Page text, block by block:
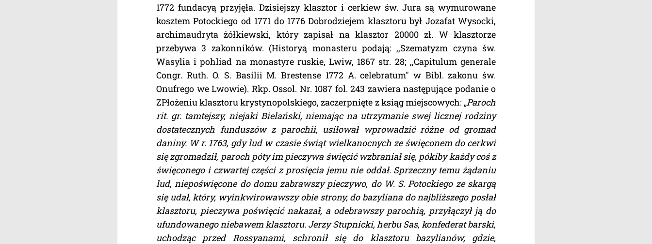
1772 fundacyą przyjęła. Dzisiejszy klasztor i cerkiew św. Jura są wymurowane
kosztem Potockiego od 1771 do 1776 Dobrodziejem klasztoru był Jozafat Wysocki,
archimaudryta żółkiewski, który zapisał na klasztor 20000 zł. W klasztorze
przebywa 3 zakonników. (Historyą monasteru podają: ,,Szematyzm czyna św.
Wasylia i pohliad na monastyre ruskie, Lwiw, 1867 str. 28; ,,Capitulum generale
Congr. Ruth. O. S. Basilii M. Brestense 1772 A. celebratum" w Bibl. zakonu św.
Onufrego we Lwowie). Rkp. Ossol. Nr. 1087 fol. 243 zawiera następujące podanie o
ZPłożeniu klasztoru krystynopolskiego, zaczerpnięte z ksiąg miejscowych: „Paroch
rit. gr. tamtejszy, niejaki Bielański, niemając na utrzymanie swej licznej rodziny
dostatecznych funduszów z parochii, usiłował wprowadzić różne od gromad
daniny. W r. 1763, gdy lud w czasie świąt wielkanocnych ze święconem do cerkwi
się zgromadził, paroch póty im pieczywa święcić wzbraniał się, pókiby każdy coś z
święconego i czwartej części z prosięcia jemu nie oddał. Sprzeczny temu żądaniu
lud, niepoświęcone do domu zabrawszy pieczywo, do W. S. Potockiego ze skargą
się udał, który, wyinkwirowawszy obie strony, do bazyliana do najbliższego posłał
klasztoru, pieczywa poświęcić nakazał, a odebrawszy parochią, przyłączył ją do
ufundowanego niebawem klasztoru. Jerzy Stupnicki, herbu Sas, konfederat barski,
uchodząc przed Rossyanami, schronił się do klasztoru bazylianów, gdzie,